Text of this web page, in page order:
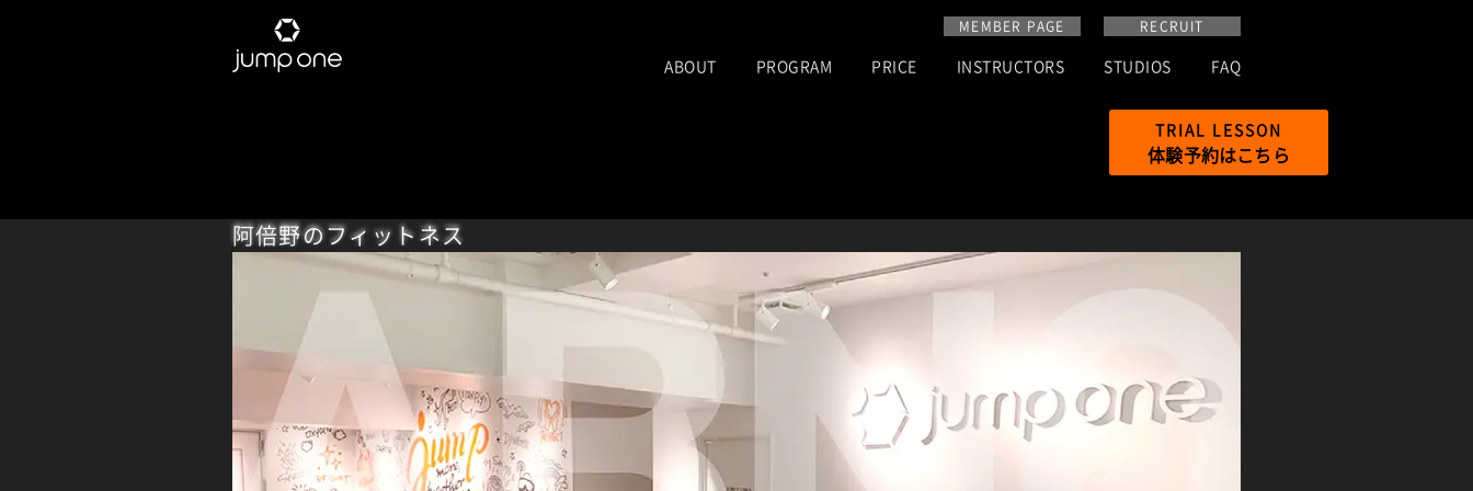
MEMBER PAGE RECRUIT
ABOUT PROGRAM PRICE INSTRUCTORS STUDIOS FAQ
TRIAL LESSON
体験予約はこちら
阿倍野のフィットネス